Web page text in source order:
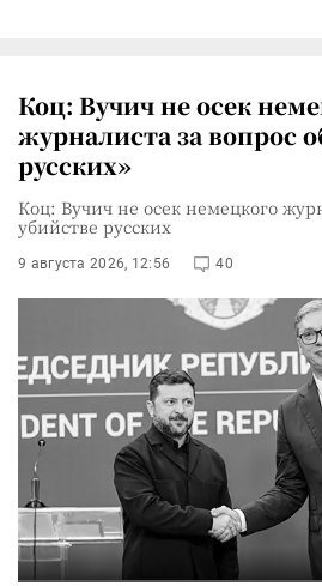
Коц: Вучич не осек
журналиста за вопрос
русских»
Коц: Вучич не осек немецкого
убийстве русских
9 августа 2026, 12:56 40